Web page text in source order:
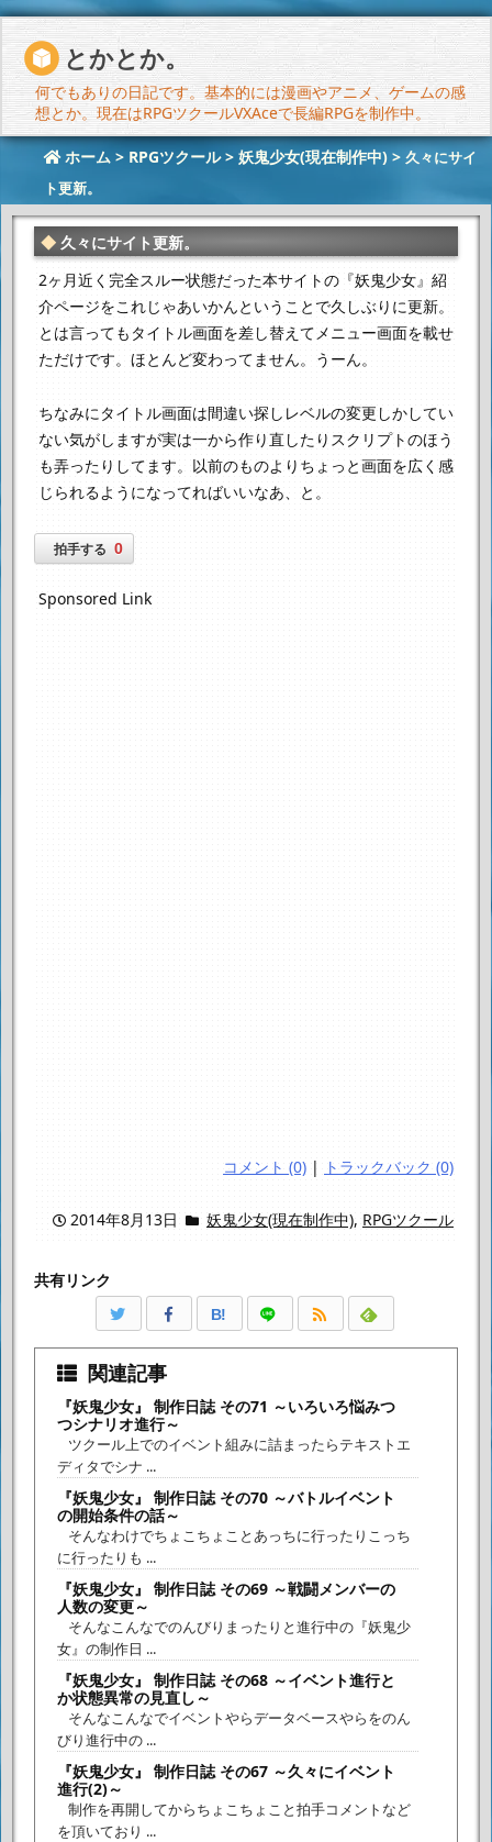
とかとか。
何でもありの日記です。基本的には漫画やアニメ、ゲームの感
想とか。現在はRPGツクールVXAceで長編RPGを制作中。
ホーム > RPGツクール> 妖鬼少女(現在制作中) > 久々にサイ
ト更新。
久々にサイト更新。
2ヶ月近く完全スルー状態だった本サイトの『妖鬼少女』紹
介ページをこれじゃあいかんということで久しぶりに更新。
とは言ってもタイトル画面を差し替えてメニュー画面を載せ
ただけです。 ほとんど変わってません。うーん。
ちなみにタイトル画面は間違い探しレベルの変更しかしてい
ない気がしますが実は一から作り直したりスクリプトのほう
も弄ったりしてます。 以前のものよりちょっと画面を広く感
じられるようになってればいいなあ、と。
拍手する 0
Sponsored Link
コメント (0) | トラックバック (0)
2014年8月13日 妖鬼少女(現在制作中), RPGツクール
共有リンク
B!
関連記事
『妖鬼少女』 制作日誌 その71 ～いろいろ悩みつ
つシナリオ進行～
ツクール上でのイベント組みに詰まったらテキストエ
ディタでシナ ...
『妖鬼少女』 制作日誌 その70 ～バトルイベント
の開始条件の話～
そんなわけでちょこちょことあっちに行ったりこっち
に行ったりも ...
『妖鬼少女』 制作日誌 その69 ～戦闘メンバーの
人数の変更～
そんなこんなでのんびりまったりと進行中の『妖鬼少
女』の制作日 ...
『妖鬼少女』 制作日誌 その68 ～イベント進行と
か状態異常の見直し～
そんなこんなでイベントやらデータベースやらをのん
びり進行中の ...
『妖鬼少女』 制作日誌 その67 ～久々にイベント
進行(2)～
制作を再開してからちょこちょこと拍手コメントなど
を頂いており ...